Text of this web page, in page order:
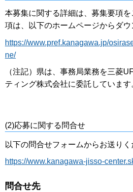
本募集に関する詳細は、募集要項
項は、以下のホームページからダウ
https://www.pref.kanagawa.jp/
ne/
（注記）県は、事務局業務を三菱
ティング株式会社に委託しています
(2)応募に関する問合せ
以下の問合せフォームからお送りく
https://www.kanagawa-jisso-
問合せ先